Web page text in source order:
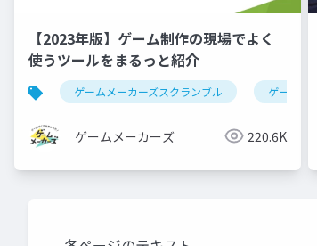
【2023年版】ゲーム制作の現場でよく
使うツールをまるっと紹介
ゲームメーカーズスクランブル ゲーム制作
ゲームメーカーズ 220.6K